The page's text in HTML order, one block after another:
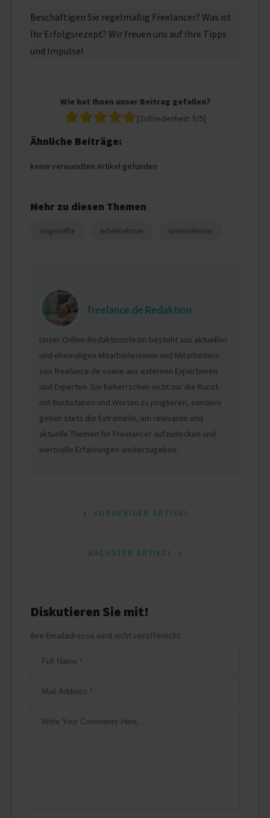
Beschäftigen Sie regelmäßig Freelancer? Was ist
Ihr Erfolgsrezept? Wir freuen uns auf Ihre Tipps
und Impulse!
Wie hat Ihnen unser Beitrag gefallen?
[Zufriedenheit: 5/5]
Ähnliche Beiträge:
keine verwandten Artikel gefunden
Mehr zu diesen Themen
Angestellte Arbeitnehmer Unternehmen
freelance.de Redaktion
Unser Online-Redaktionsteam besteht aus aktuellen
und ehemaligen Mitarbeiterinnen und Mitarbeitern
von freelance.de sowie aus externen Expertinnen
und Experten. Sie beherrschen nicht nur die Kunst
mit Buchstaben und Worten zu jonglieren, sondern
gehen stets die Extrameile, um relevante und
aktuelle Themen für Freelancer aufzudecken und
wertvolle Erfahrungen weiterzugeben.
Beitragsnavigation
VORHERIGER ARTIKEL
NÄCHSTER ARTIKEL
Diskutieren Sie mit!